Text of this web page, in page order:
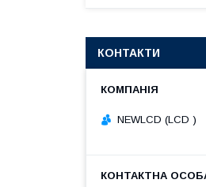
КОНТАКТИ
NEWLCD (LCD )